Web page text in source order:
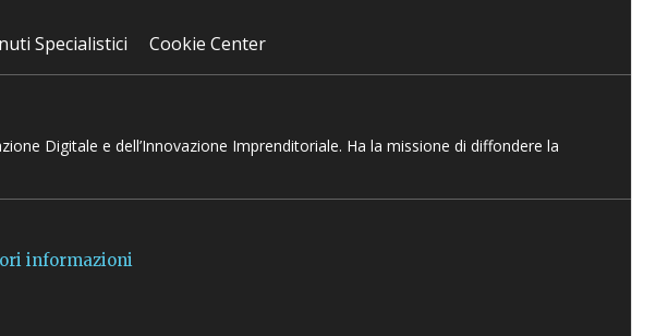
Specialistici Cookie Center
Digitale e dell’Innovazione Imprenditoriale. Ha la missione di diffondere la
informazioni